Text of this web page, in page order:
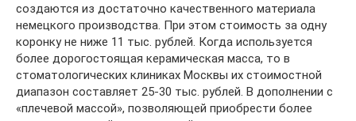
создаются из достаточно качественного материала
немецкого производства. При этом стоимость за одну
коронку не ниже 11 тыс. рублей. Когда используется
более дорогостоящая керамическая масса, то в
стоматологических клиниках Москвы их стоимостной
диапазон составляет 25-30 тыс. рублей. В дополнении с
«плечевой массой», позволяющей приобрести более